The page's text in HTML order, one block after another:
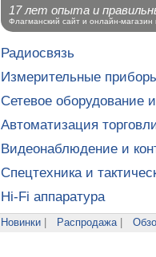
Радиосвязь
Измерительные
Сетевое оборудование
Автоматизация
Видеонаблюдение и
Спецтехника и
Hi-Fi аппаратура
Новинки Распродажа|
17 лет опыта и
Флагманский сайт и онлайн-